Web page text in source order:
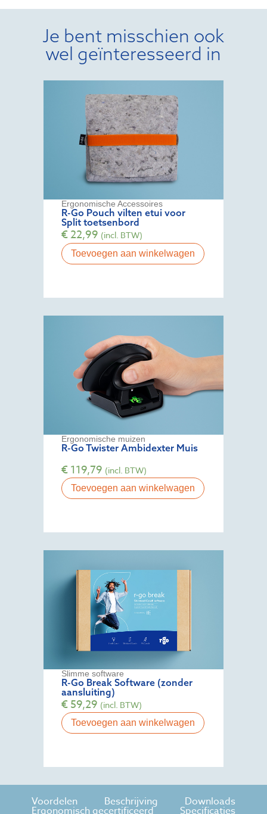
Je bent misschien ook
wel geïnteresseerd in
Ergonomische Accessoires
R-Go Pouch vilten etui voor
Split toetsenbord
€22,99 (incl. BTW)
Toevoegen aan winkelwagen
Ergonomische muizen
R-Go Twister Ambidexter Muis
€119,79 (incl. BTW)
Toevoegen aan winkelwagen
Slimme software
R-Go Break Software (zonder
aansluiting)
€59,29 (incl. BTW)
Toevoegen aan winkelwagen
Voordelen Beschrijving Downloads